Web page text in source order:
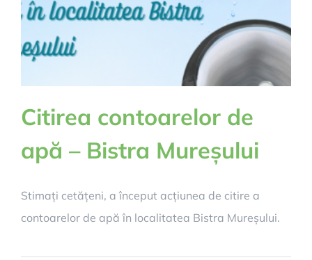
Citirea contoarelor de
apă – Bistra Mureșului
Stimați cetățeni, a început acțiunea de citire a
contoarelor de apă în localitatea Bistra Mureșului.